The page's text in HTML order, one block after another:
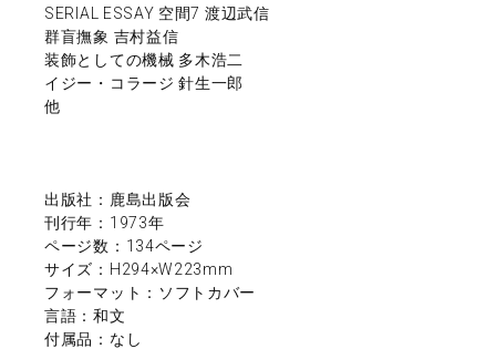
SERIAL ESSAY 空間7 渡辺武信
群盲撫象 吉村益信
装飾としての機械 多木浩二
イジー・コラージ 針生一郎
他
出版社：鹿島出版会
刊行年：1973年
ページ数：134ページ
サイズ：H294×W223mm
フォーマット：ソフトカバー
言語：和文
付属品：なし